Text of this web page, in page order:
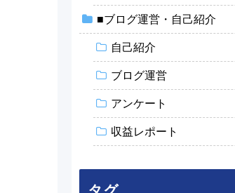
■ブログ運営・自己紹介
自己紹介
ブログ運営
アンケート
収益レポート